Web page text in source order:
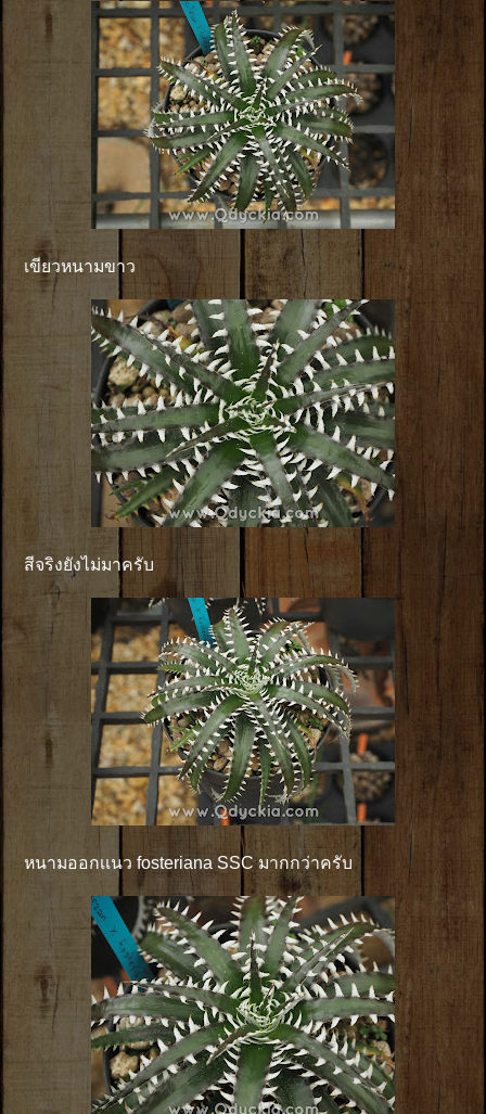
เขียวหนามขาว
สีจริงยังไม่มาครับ
หนามออกเเนว fosteriana SSC มากกว่าครับ